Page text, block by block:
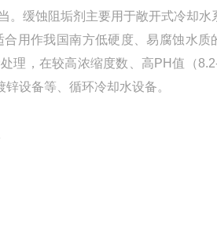
。缓蚀阻垢剂主要用于敞开式冷却水
用作我国南方低硬度、易腐蚀水质
理，在较高浓缩度数、高PH值（
设备等、循环冷却水设备。